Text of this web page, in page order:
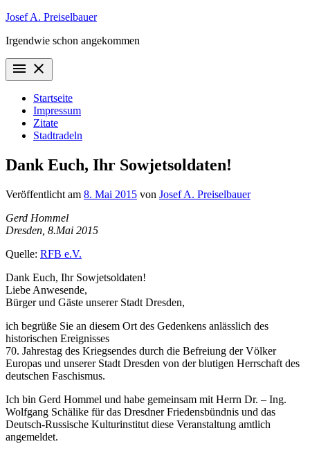
Zum
springen
Josef A. Preiselbauer
Irgendwie schon angekommen
menu close
Startseite
Impressum
Zitate
Stadtradeln
Dank Euch, Ihr Sowjetsoldaten!
Veröffentlicht am 8. Mai 2015 von Josef A. Preiselbauer
Gerd Hommel
Dresden, 8.Mai 2015
Quelle: RFB e.V.
Dank Euch, Ihr Sowjetsoldaten!
Liebe Anwesende,
Bürger und Gäste unserer Stadt Dresden,
ich begrüße Sie an diesem Ort des Gedenkens anlässlich des
historischen Ereignisses
70. Jahrestag des Kriegsendes durch die Befreiung der Völker
Europas und unserer Stadt Dresden von der blutigen Herrschaft des
deutschen Faschismus.
Ich bin Gerd Hommel und habe gemeinsam mit Herrn Dr. – Ing.
Wolfgang Schälike für das Dresdner Friedensbündnis und das
Deutsch-Russische Kulturinstitut diese Veranstaltung amtlich
angemeldet.